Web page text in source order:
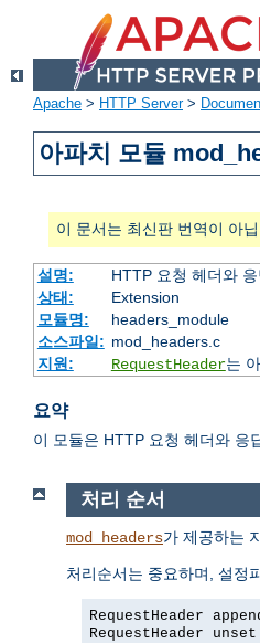
Apache > HTTP Server>
아파치 모듈
이 문서는 최신판 번역이 아
설명:
HTTP 요청 헤더와
상태:
Extension
모듈명:
headers_module
소스파일: mod_headers.c
지원:
RequestHeader는
요약
이 모듈은 HTTP 요청 헤더와 응
처리 순서
mod_headers가 제공하는
처리순서는 중요하며, 설정
RequestHeader
RequestHeader